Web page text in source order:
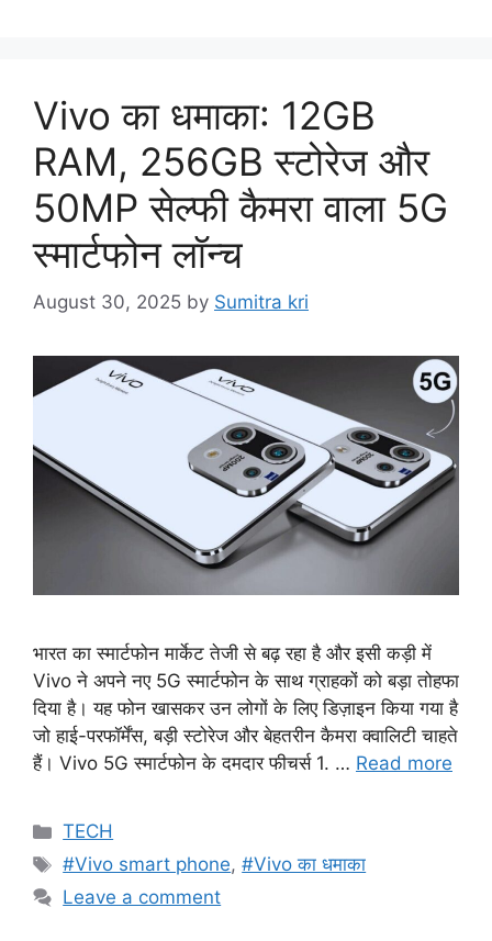
Vivo का धमाका: 12GB
RAM, 256GB स्टोरेज और
50MP सेल्फी कैमरा वाला 5G
स्मार्टफोन लॉन्च
August 30, 2025 by Sumitra kri
भारत का स्मार्टफोन मार्केट तेजी से बढ़ रहा है और इसी कड़ी में
Vivo ने अपने नए 5G स्मार्टफोन के साथ ग्राहकों को बड़ा तोहफा
दिया है। यह फोन खासकर उन लोगों के लिए डिज़ाइन किया गया है
जो हाई-परफॉर्मेंस, बड़ी स्टोरेज और बेहतरीन कैमरा क्वालिटी चाहते
हैं। Vivo 5G स्मार्टफोन के दमदार फीचर्स 1. … Read more
Categories
TECH
Tags
#Vivo smart phone,#Vivo का धमाका
Leave a comment